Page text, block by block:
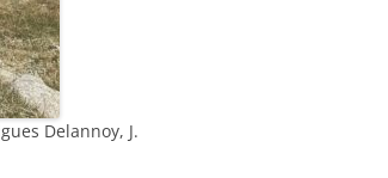
Delannoy, J.